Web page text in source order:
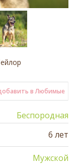
в Любимые
Беспородная
6 лет
Мужской